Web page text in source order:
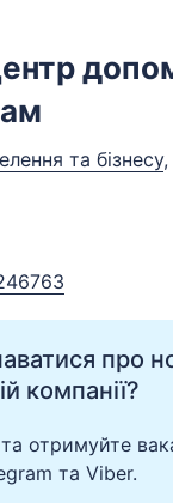
та бізнесу,
про
компанії?
отримуйте
та Viber.